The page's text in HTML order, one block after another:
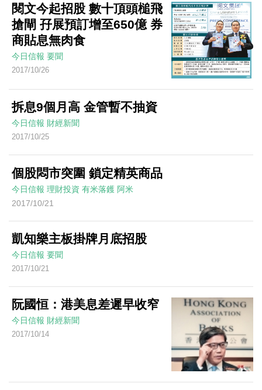
閱文今起招股 數十頂頭槌飛
搶閘 孖展預訂增至650億 券
商貼息無肉食
今日信報 要聞
2017/10/26
拆息9個月高 金管暫不抽資
今日信報 財經新聞
2017/10/25
個股悶市突圍 鎖定精英商品
今日信報 理財投資 有米落鑊 阿米
2017/10/21
凱知樂主板掛牌月底招股
今日信報 要聞
2017/10/21
阮國恒：港美息差遲早收窄
今日信報 財經新聞
2017/10/14